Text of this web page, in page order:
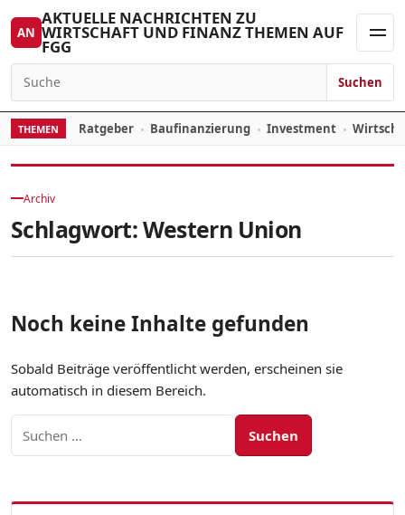
Zum Inhalt springen
AN
AKTUELLE NACHRICHTEN ZU
WIRTSCHAFT UND FINANZ THEMEN AUF
FGG
Suchen nach:
Suchen
THEMEN Ratgeber Baufinanzierung Investment
Archiv
Schlagwort:Western Union
Noch keine Inhalte gefunden
Sobald Beiträge veröffentlicht werden, erscheinen sie
automatisch in diesem Bereich.